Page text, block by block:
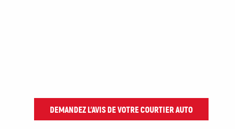
DEMANDEZ L’AVIS DE VOTRE COURTIER AUTO